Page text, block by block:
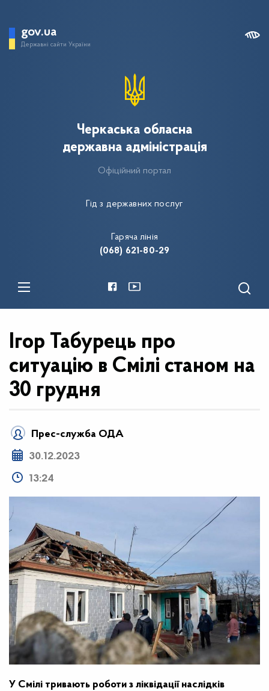
gov.ua
Державні сайти України
Гід з державних послуг
Черкаська обласна
державна адміністрація
Офіційний портал
Гаряча лінія
(068) 621-80-29
Ігор Табурець про
ситуацію в Смілі станом на
30 грудня
Прес-служба ОДА
30.12.2023
13:24
У Смілі тривають роботи з ліквідації наслідків